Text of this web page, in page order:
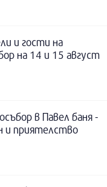
и гости на
на 14 и 15 август
в Павел баня -
и приятелство